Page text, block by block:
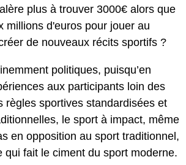
plus à trouver 3000€ alors que
millions d'euros pour jouer au
de nouveaux récits sportifs ?
politiques, puisqu’en
aux participants loin des
règles sportives standardisées et
le sport à impact, même
en opposition au sport traditionnel,
qui fait le ciment du sport moderne.